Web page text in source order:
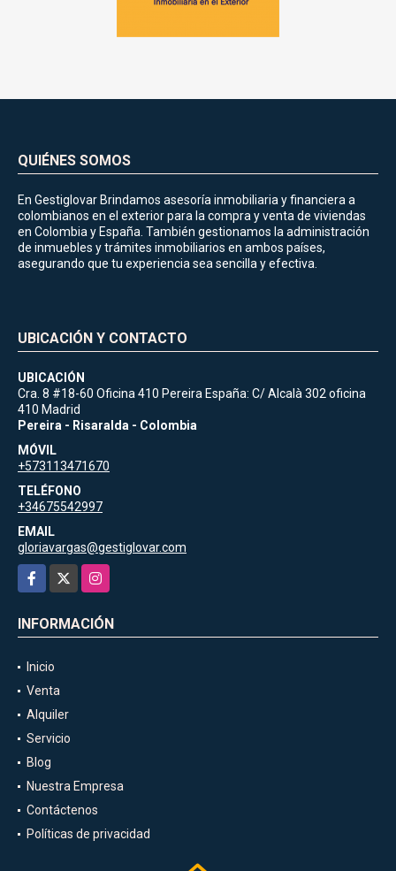
QUIÉNES SOMOS
En Gestiglovar Brindamos asesoría inmobiliaria y financiera a
colombianos en el exterior para la compra y venta de viviendas
en Colombia y España. También gestionamos la administración
de inmuebles y trámites inmobiliarios en ambos países,
asegurando que tu experiencia sea sencilla y efectiva.
UBICACIÓN Y CONTACTO
UBICACIÓN
Cra. 8 #18-60 Oficina 410 Pereira España: C/ Alcalà 302 oficina
410 Madrid
Pereira - Risaralda - Colombia
MÓVIL
+573113471670
TELÉFONO
+34675542997
EMAIL
gloriavargas@gestiglovar.com
Facebook
Instagram
INFORMACIÓN
Inicio
Venta
Alquiler
Servicio
Blog
Nuestra Empresa
Contáctenos
Políticas de privacidad